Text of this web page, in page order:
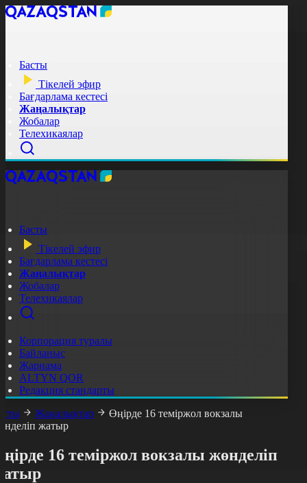
Басты
Тікелей эфир
Бағдарлама кестесі
Жаңалықтар
Жобалар
Телехикаялар
Басты
Тікелей эфир
Бағдарлама кестесі
Жаңалықтар
Жобалар
Телехикаялар
Корпорация туралы
Байланыс
Жарнама
ALTYN QOR
Редакция стандарты
Жаңалықтар
Өңірде 16 теміржол вокзалы
жатыр
16 теміржол вокзалы жөнделіп